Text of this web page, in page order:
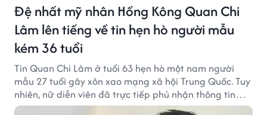
Đệ nhất mỹ nhân Hồng Kông Quan Chi
Lâm lên tiếng về tin hẹn hò người mẫu
kém 36 tuổi
Tin Quan Chi Lâm ở tuổi 63 hẹn hò một nam người
mẫu 27 tuổi gây xôn xao mạng xã hội Trung Quốc. Tuy
nhiên, nữ diễn viên đã trực tiếp phủ nhận thông tin
này.